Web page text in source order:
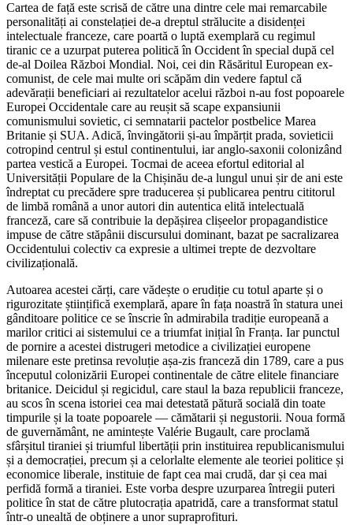
Cartea de față este scrisă de către una dintre cele mai remarcabile
personalități ai constelației de-a dreptul strălucite a disidenței
intelectuale franceze, care poartă o luptă exemplară cu regimul
tiranic ce a uzurpat puterea politică în Occident în special după cel
de-al Doilea Război Mondial. Noi, cei din Răsăritul European ex-
comunist, de cele mai multe ori scăpăm din vedere faptul că
adevărații beneficiari ai rezultatelor acelui război n-au fost popoarele
Europei Occidentale care au reușit să scape expansiunii
comunismului sovietic, ci semnatarii pactelor postbelice Marea
Britanie și SUA. Adică, învingătorii și-au împărțit prada, sovieticii
cotropind centrul și estul continentului, iar anglo-saxonii colonizând
partea vestică a Europei. Tocmai de aceea efortul editorial al
Universității Populare de la Chișinău de-a lungul unui șir de ani este
îndreptat cu precădere spre traducerea și publicarea pentru cititorul
de limbă română a unor autori din autentica elită intelectuală
franceză, care să contribuie la depășirea clișeelor propagandistice
impuse de către stăpânii discursului dominant, bazat pe sacralizarea
Occidentului colectiv ca expresie a ultimei trepte de dezvoltare
civilizațională.
Autoarea acestei cărți, care vădește o erudiție cu totul aparte și o
rigurozitate științifică exemplară, apare în fața noastră în statura unei
gânditoare politice ce se înscrie în admirabila tradiție europeană a
marilor critici ai sistemului ce a triumfat inițial în Franța. Iar punctul
de pornire a acestei distrugeri metodice a civilizației europene
milenare este pretinsa revoluție așa-zis franceză din 1789, care a pus
începutul colonizării Europei continentale de către elitele financiare
britanice. Deicidul și regicidul, care staul la baza republicii franceze,
au scos în scena istoriei cea mai detestată pătură socială din toate
timpurile și la toate popoarele — cămătarii și negustorii. Noua formă
de guvernământ, ne amintește Valérie Bugault, care proclamă
sfârșitul tiraniei și triumful libertății prin instituirea republicanismului
și a democrației, precum și a celorlalte elemente ale teoriei politice și
economice liberale, instituie de fapt cea mai crudă, dar și cea mai
perfidă formă a tiraniei. Este vorba despre uzurparea întregii puteri
politice în stat de către plutocrația apatridă, care a transformat statul
într-o unealtă de obținere a unor supraprofituri.